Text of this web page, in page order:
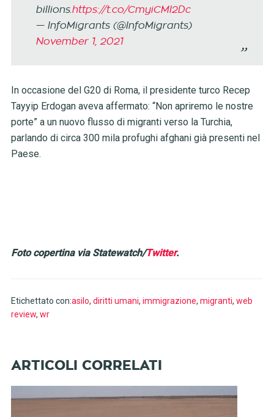
billions.https://t.co/CmyiCMI2Dc
— InfoMigrants (@InfoMigrants)
November 1, 2021
In occasione del G20 di Roma, il presidente turco Recep
Tayyip Erdogan aveva affermato: “Non apriremo le nostre
porte” a un nuovo flusso di migranti verso la Turchia,
parlando di circa 300 mila profughi afghani già presenti nel
Paese.
Foto copertina via Statewatch/Twitter.
Etichettato con:asilo, diritti umani, immigrazione, migranti, web
review, wr